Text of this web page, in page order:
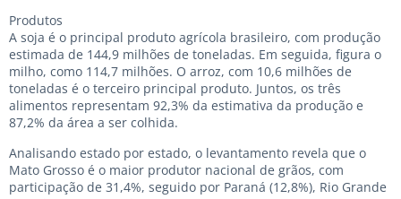
Produtos
A soja é o principal produto agrícola brasileiro, com produção
estimada de 144,9 milhões de toneladas. Em seguida, figura o
milho, como 114,7 milhões. O arroz, com 10,6 milhões de
toneladas é o terceiro principal produto. Juntos, os três
alimentos representam 92,3% da estimativa da produção e
87,2% da área a ser colhida.
Analisando estado por estado, o levantamento revela que o
Mato Grosso é o maior produtor nacional de grãos, com
participação de 31,4%, seguido por Paraná (12,8%), Rio Grande